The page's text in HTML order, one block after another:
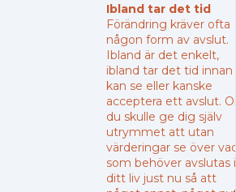
Ibland tar det tid
Förändring kräver ofta
någon form av avslut.
Ibland är det enkelt,
ibland tar det tid innan
kan se eller kanske
acceptera ett avslut.
du skulle ge dig själv
utrymmet att utan
värderingar se över
som behöver avslutas i
ditt liv just nu så att